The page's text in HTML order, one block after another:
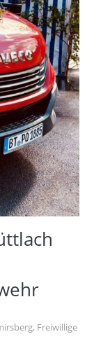
, Freiwillige